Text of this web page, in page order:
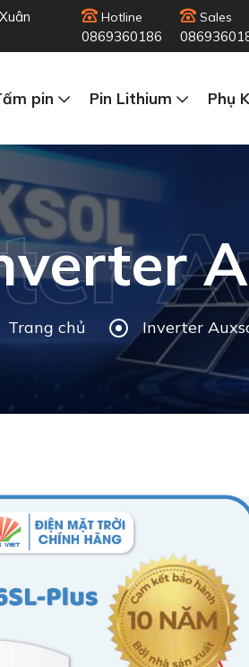
Hotline
0869360186
Sales
pin Pin Lithium Phụ
Trang chủ Inverter